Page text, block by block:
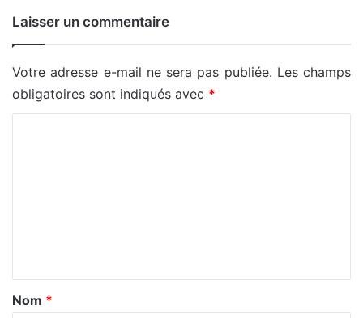
Laisser un commentaire
Votre adresse e-mail ne sera pas publiée. Les champs
obligatoires sont indiqués avec *
a
Nom *